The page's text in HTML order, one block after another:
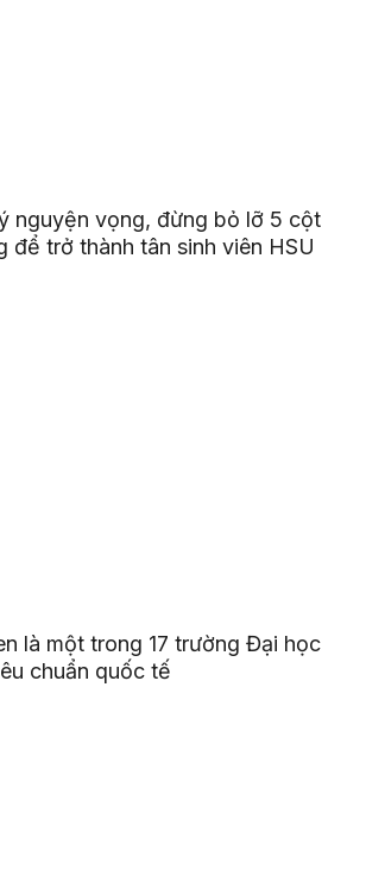
nguyện vọng, đừng bỏ lỡ 5 cột
để trở thành tân sinh viên HSU
là một trong 17 trường Đại học
chuẩn quốc tế